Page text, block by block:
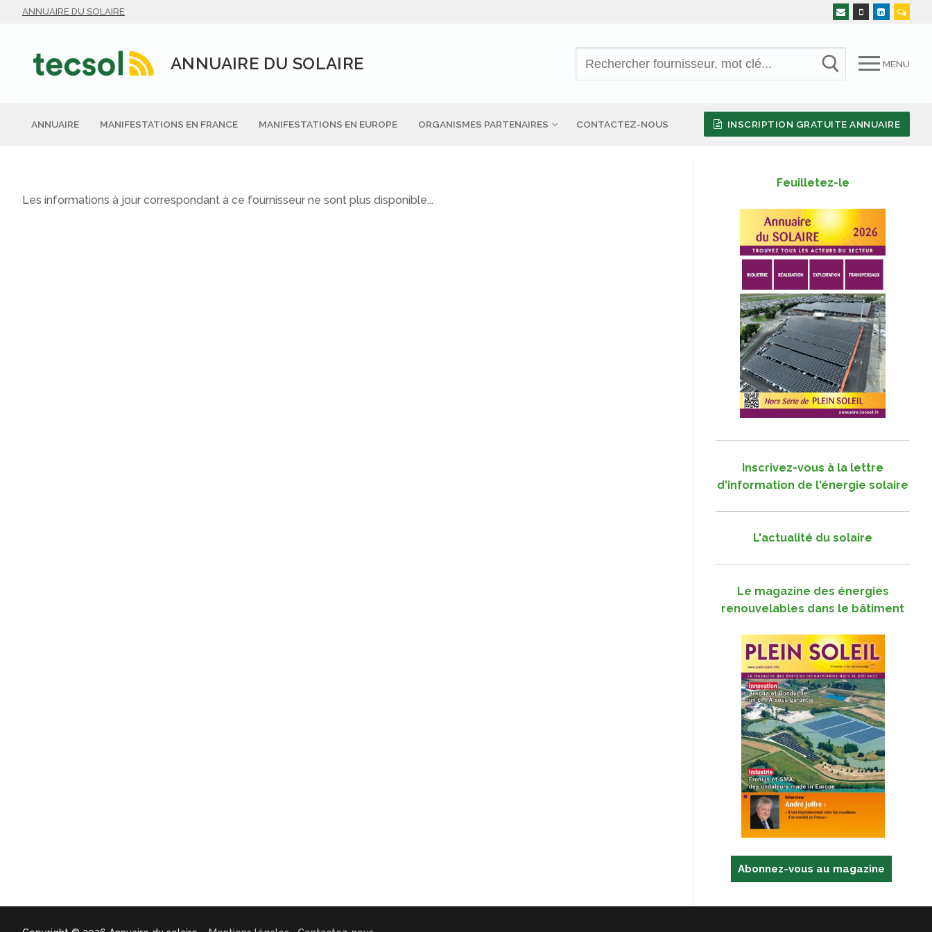
ANNUAIRE DU SOLAIRE
ANNUAIRE DU SOLAIRE MENU
ANNUAIRE MANIFESTATIONS EN FRANCE MANIFESTATIONS EN EUROPE ORGANISMES PARTENAIRES CONTACTEZ-NOUS INSCRIPTION GRATUITE ANNUAIRE
Les informations à jour correspondant à ce fournisseur ne sont plus disponible...
Feuilletez-le
Inscrivez-vous à la lettre
d'information de l'énergie solaire
L'actualité du solaire
Le magazine des énergies
renouvelables dans le bâtiment
Abonnez-vous au magazine